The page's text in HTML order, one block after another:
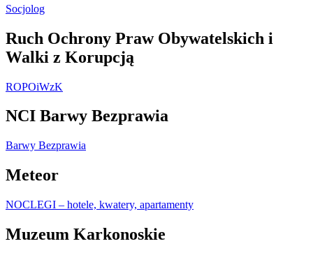
Socjolog
Ruch Ochrony Praw Obywatelskich i
Walki z Korupcją
ROPOiWzK
NCI Barwy Bezprawia
Barwy Bezprawia
Meteor
NOCLEGI – hotele, kwatery, apartamenty
Muzeum Karkonoskie